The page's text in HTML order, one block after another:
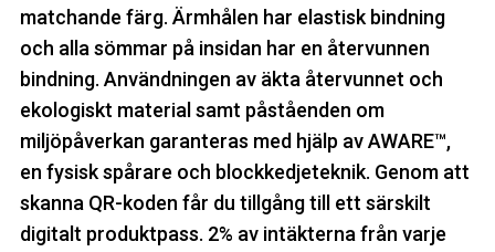
matchande färg. Ärmhålen har elastisk bindning
och alla sömmar på insidan har en återvunnen
bindning. Användningen av äkta återvunnet och
ekologiskt material samt påståenden om
miljöpåverkan garanteras med hjälp av AWARE™,
en fysisk spårare och blockkedjeteknik. Genom att
skanna QR-koden får du tillgång till ett särskilt
digitalt produktpass. 2% av intäkterna från varje